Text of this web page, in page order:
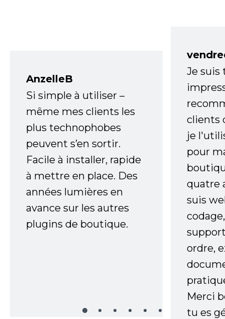
AnzelleB
Si simple à utiliser –
même mes clients les
plus technophobes
peuvent s’en sortir.
Facile à installer, rapide
à mettre en place. Des
années lumières en
avance sur les autres
plugins de boutique.
Je
clients
je
pour
quatre
suis
ordre,
Merci
tu es